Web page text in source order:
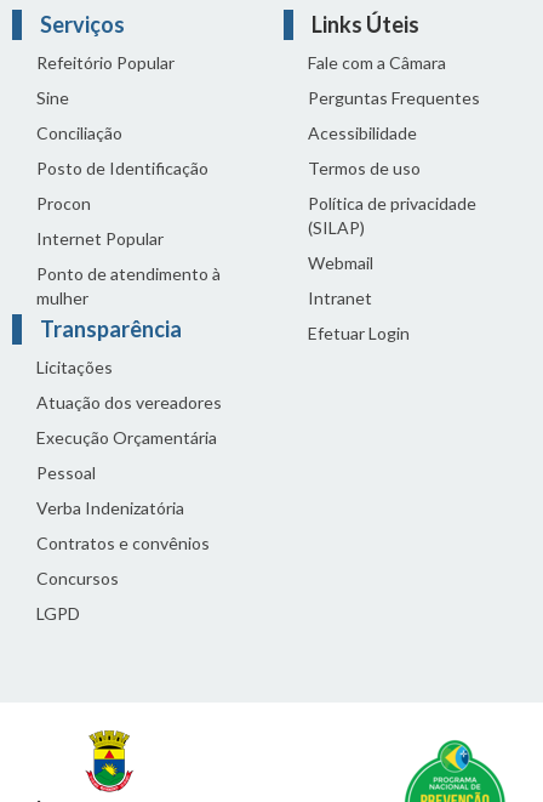
Serviços
Refeitório Popular
Sine
Conciliação
Posto de Identificação
Procon
Internet Popular
Ponto de atendimento à
mulher
Transparência
Licitações
Atuação dos vereadores
Execução Orçamentária
Pessoal
Verba Indenizatória
Contratos e convênios
Concursos
LGPD
Links Úteis
Fale com a Câmara
Perguntas Frequentes
Acessibilidade
Termos de uso
Política de privacidade
(SILAP)
Webmail
Intranet
Efetuar Login